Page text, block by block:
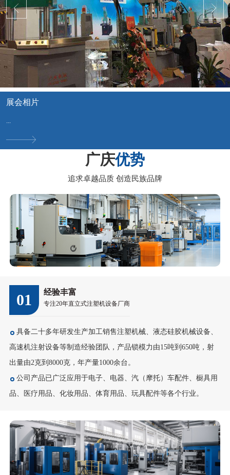
展会相片
广庆优势
追求卓越品质 创造民族品牌
01 经验丰富
专注20年直立式注塑机设备厂商
具备二十多年研发生产加工销售注塑机械、液态硅胶机械设备、
高速机注射设备等制造经验团队，产品锁模力由15吨到650吨，射
出量由2克到8000克，年产量1000余台。
公司产品已广泛应用于电子、电器、汽（摩托）车配件、橱具用
品、医疗用品、化妆用品、体育用品、玩具配件等各个行业。